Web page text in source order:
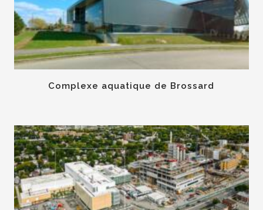
Complexe aquatique de Brossard